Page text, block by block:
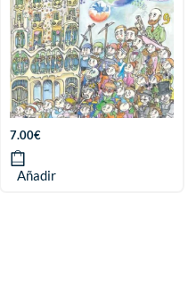
Pequeña Historia de la
Casa Batlló
7.00€
Añadir